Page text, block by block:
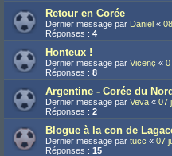
Retour en Corée
Dernier message par Daniel «
Réponses : 4
Honteux !
Dernier message par Vicenç «
Réponses : 8
Argentine - Corée du Nord
Dernier message par Veva « 07
Réponses : 2
Blogue à la con de
Dernier message par tucc « 07
Réponses : 15